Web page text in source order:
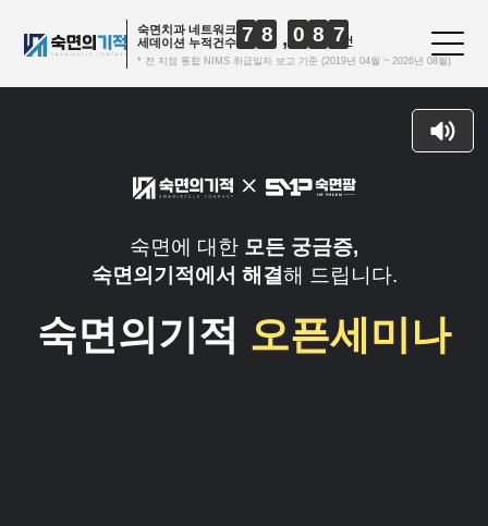
숙면치과 네트워크
세데이션 누적건수 7 8 0 8 7 건
* 전 지점 통합 NIMS 취급일자 보고 기준 (2019년 04월 ~ 2026년 08월)
숙면에 대한 모든 궁금증,
숙면의기적에서 해결해 드립니다.
숙면의기적 오픈세미나